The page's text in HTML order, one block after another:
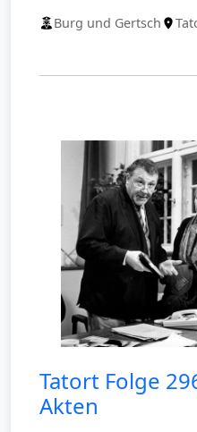
Burg und Gertsch
Tatort Folge
Akten